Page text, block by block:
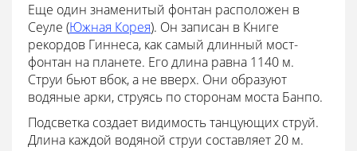
Еще один знаменитый фонтан расположен в
Сеуле (Южная Корея). Он записан в Книге
рекордов Гиннеса, как самый длинный мост-
фонтан на планете. Его длина равна 1140 м.
Струи бьют вбок, а не вверх. Они образуют
водяные арки, струясь по сторонам моста Банпо.
Подсветка создает видимость танцующих струй.
Длина каждой водяной струи составляет 20 м.